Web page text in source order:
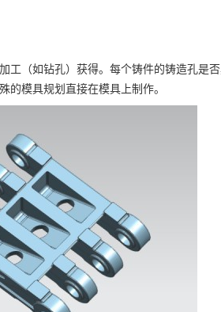
（如钻孔）获得。每个铸件的铸造孔是
的模具规划直接在模具上制作。